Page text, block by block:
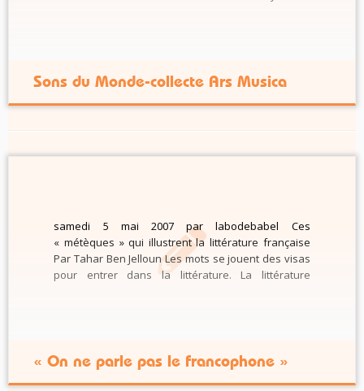
Sons du Monde-collecte Ars Musica
samedi 5 mai 2007 par labodebabel Ces
« métèques » qui illustrent la littérature française
Par Tahar Ben Jelloun Les mots se jouent des visas
pour entrer dans la littérature. La littérature
« On ne parle pas le francophone »